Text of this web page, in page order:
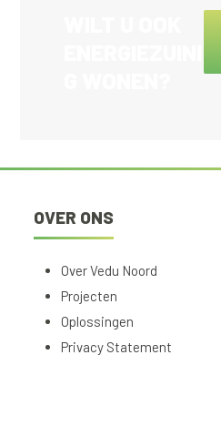
OVER ONS
Over Vedu Noord
Projecten
Oplossingen
Privacy Statement